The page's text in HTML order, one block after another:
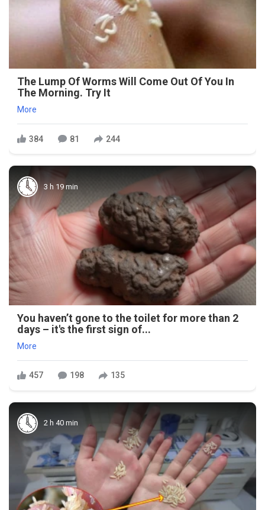
The Lump Of Worms Will Come Out Of You In
The Morning. Try It
More
384 81 244
3 h 19 min
You haven’t gone to the toilet for more than 2
days – it's the first sign of...
More
457 198 135
2 h 40 min